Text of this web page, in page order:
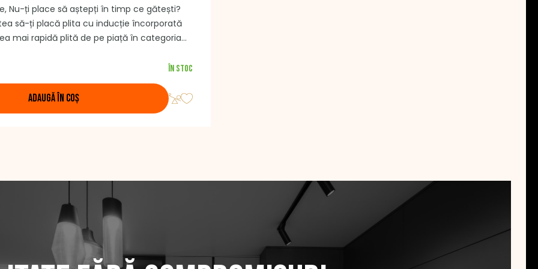
Nu-ți place să aștepți în timp ce gătești?
să-ți placă plita cu inducție încorporată
cea mai rapidă plită de pe piață în categoria
tactil modern și precis cu slider, unde
propriul său controler, îți oferă un total de
de setări ale puterii. Pentru toate
puteți folosi funcția de cronometru și
În stoc
ADAUGĂ ÎN COȘ